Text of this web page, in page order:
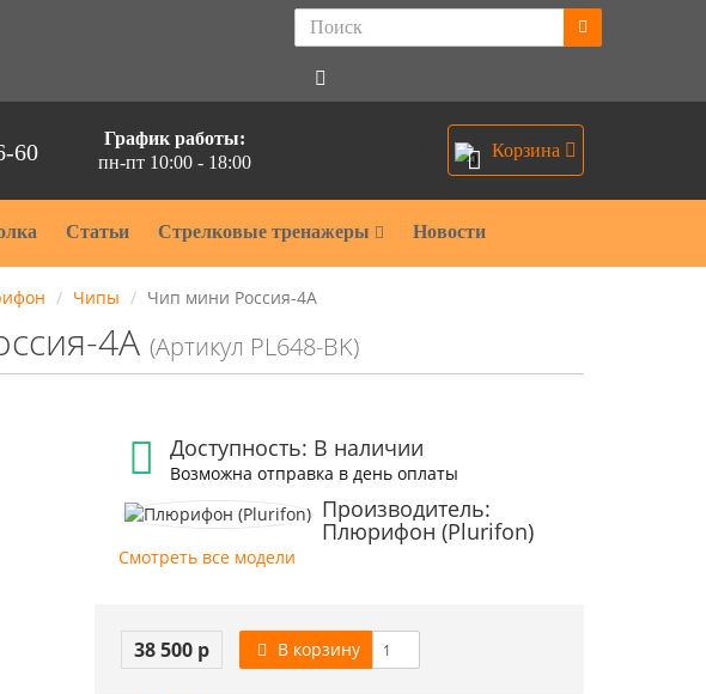
60
График работы:
пн-пт 10:00 - 18:00
0
Корзина
Статьи Стрелковые тренажеры Новости
Чипы Чип мини Россия-4A
4A (Артикул PL648-BK)
Доступность: В наличии
Возможна отправка в день оплаты
Производитель:
Плюрифон (Plurifon)
Смотреть все модели
38 500 р В корзину